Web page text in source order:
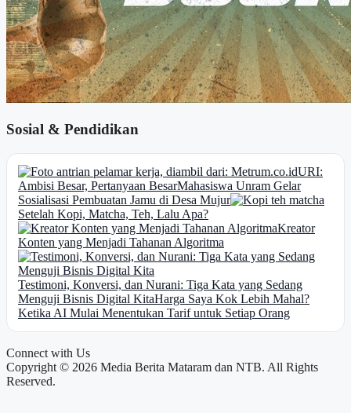
Sosial & Pendidikan
URI:
Ambisi Besar, Pertanyaan BesarMahasiswa Unram Gelar
Sosialisasi Pembuatan Jamu di Desa Mujur
Setelah Kopi, Matcha, Teh, Lalu Apa?
Kreator
Konten yang Menjadi Tahanan Algoritma
Testimoni, Konversi, dan Nurani: Tiga Kata yang Sedang
Menguji Bisnis Digital KitaHarga Saya Kok Lebih Mahal?
Ketika AI Mulai Menentukan Tarif untuk Setiap Orang
Connect with Us
Copyright © 2026 Media Berita Mataram dan NTB. All Rights
Reserved.